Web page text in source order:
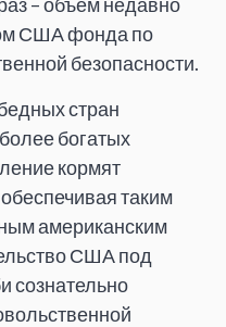
США фонда по
безопасности.
стран
богатых
кормят
таким
американским
США под
сознательно